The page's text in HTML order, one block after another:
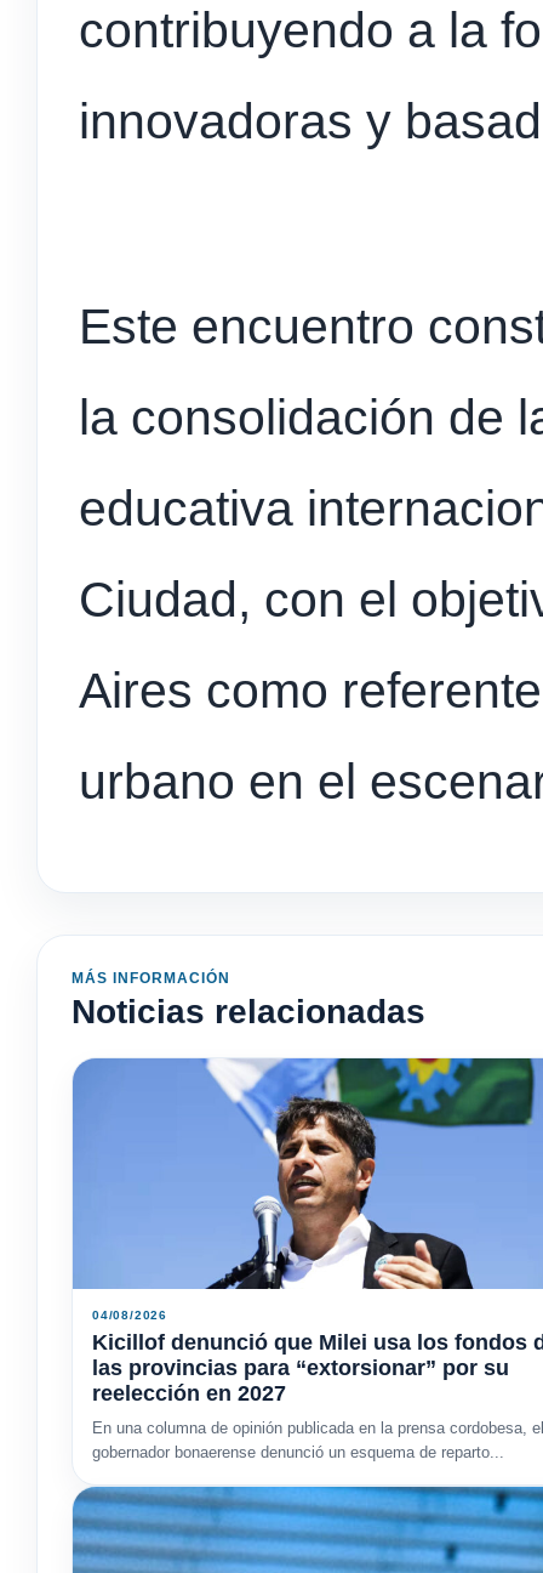
contribuyendo a la
innovadoras y
Este encuentro
la consolidación de
educativa
Ciudad, con el
Aires como
urbano en el
MÁS INFORMACIÓN
Noticias relacionadas
04/08/2026
Kicillof denunció que Milei usa los fondos
las provincias para “extorsionar” por su
reelección en 2027
En una columna de opinión publicada en la prensa cordobesa, el
gobernador bonaerense denunció un esquema de reparto...